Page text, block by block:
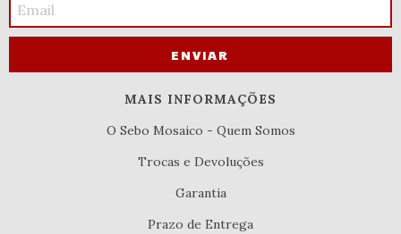
MAIS INFORMAÇÕES
O Sebo Mosaico - Quem Somos
Trocas e Devoluções
Garantia
Prazo de Entrega